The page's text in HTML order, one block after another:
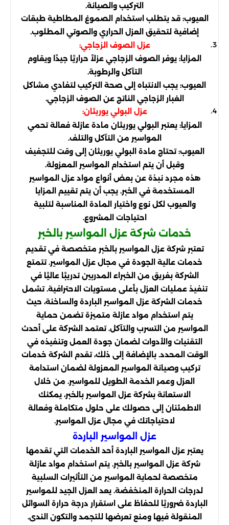
التركيب والصيانة.
العيوب: قد يتطلب استخدام الصموغ المطاطية طبقات
إضافية لتحقيق العزل الحراري والصوتي المطلوب.
عزل الصوف الزجاجي:
المزايا: يوفر الصوف الزجاجي عزلاً حراريًا جيدًا ويقاوم
التآكل والرطوبة.
العيوب: يجب الانتباه إلى صحة التركيب لتفادي مشاكل
الغبار الزجاجي الناتج عن الصوف الزجاجي.
عزل البولي يوريثان:
المزايا: يعتبر البولي يوريثان مادة عازلة فعالة تحمي
المواسير من التآكل والتلف.
العيوب: تحتاج مادة البولي يوريثان إلى وقت للتجفيف
وقبل أن يتم استخدام المواسير المعزولة.
هذه مجرد نبذة عن بعض أنواع مواد عزل المواسير
المستخدمة في الخبر. يجب أن يتم تقييم المزايا
والعيوب لكل نوع واختيار المادة المناسبة لتلبية
احتياجات المشروع.
خدمات شركة عزل المواسير بالخبر
تعتبر شركة عزل المواسير بالخبر متخصصة في تقديم
خدمات عالية الجودة في مجال عزل المواسير. تتمتع
الشركة بفريق من الخبراء المدربين تدريبًا عاليًا في
تنفيذ عمليات العزل بأعلى مستويات الاحترافية. تشمل
خدمات الشركة عزل المواسير الباردة والساخنة، حيث
يتم استخدام مواد عازلة متميزة تضمن حماية
المواسير من التسرب والتآكل. تعتمد الشركة على أحدث
التقنيات والأدوات لضمان جودة العمل وتنفيذه في
الوقت المحدد. بالإضافة إلى ذلك، تقدم الشركة خدمات
تركيب وصيانة المواسير المعزولة لضمان استدامة
العزل وعمر الخدمة الطويل للمواسير. من خلال
الاستعانة بشركة عزل المواسير بالخبر، يمكنك
الاطمئنان إلى حصولك على حلول متكاملة وفعالة
لاحتياجاتك في مجال عزل المواسير.
عزل المواسير الباردة
يعتبر عزل المواسير الباردة أحد الخدمات التي تقدمها
شركة عزل المواسير بالخبر. يتم استخدام مواد عازلة
متخصصة لحماية المواسير من التأثيرات السلبية
لدرجات الحرارة المنخفضة. يعد العزل الجيد للمواسير
الباردة ضروريًا للحفاظ على استقرار درجة حرارة السوائل
المنقولة فيها ومنع تعرضها للتجمد والتكون الندى.